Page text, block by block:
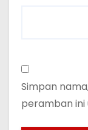
Simpan
peramban